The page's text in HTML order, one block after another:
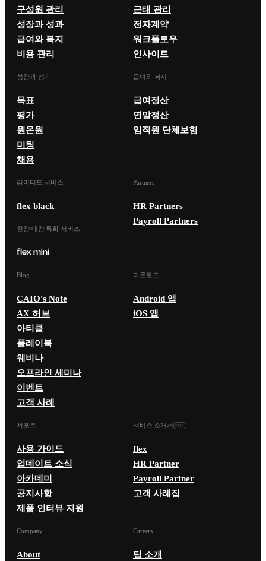
구성원 관리
성장과 성과
급여와 복지
비용 관리
근태 관리
전자계약
워크플로우
인사이트
성장과 성과
목표
평가
원온원
미팅
채용
급여와 복지
급여정산
연말정산
임직원 단체보험
리미티드 서비스
flex black
현장/매장 특화 서비스
Partners
HR Partners
Payroll Partners
Blog
CAIO's Note
AX 허브
아티클
플레이북
웨비나
오프라인 세미나
이벤트
고객 사례
다운로드
Android 앱
iOS 앱
서포트
사용 가이드
업데이트 소식
아카데미
공지사항
제품 인터뷰 지원
서비스 소개서
flex
HR Partner
Payroll Partner
고객 사례집
Company
About
Careers
팀 소개